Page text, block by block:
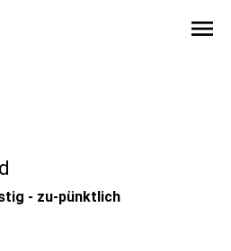
menu
- zu-pünktlich